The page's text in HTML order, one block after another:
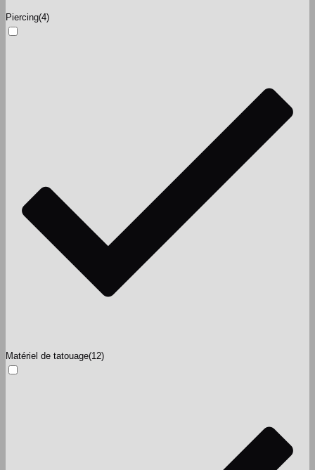
Piercing(4)
Matériel de tatouage(12)